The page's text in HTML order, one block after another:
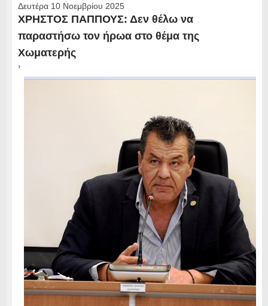
Δευτέρα 10 Νοεμβρίου 2025
ΧΡΗΣΤΟΣ ΠΑΠΠΟΥΣ: Δεν θέλω να
παραστήσω τον ήρωα στο θέμα της
Χωματερής
›